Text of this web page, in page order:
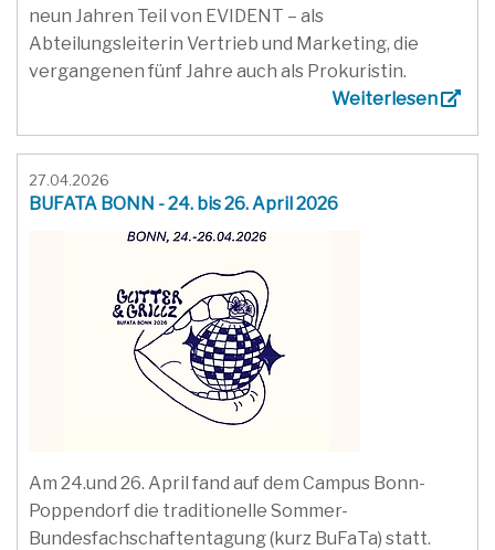
neun Jahren Teil von EVIDENT – als
Abteilungsleiterin Vertrieb und Marketing, die
vergangenen fünf Jahre auch als Prokuristin.
Weiterlesen
27.04.2026
BUFATA BONN - 24. bis 26. April 2026
Am 24.und 26. April fand auf dem Campus Bonn-
Poppendorf die traditionelle Sommer-
Bundesfachschaftentagung (kurz BuFaTa) statt.